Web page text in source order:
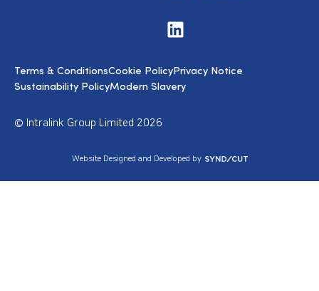
V
i
t
u
s
k
d
© Intralink Group Limited 2026
Terms & ConditionsCookie PolicyPrivacy Notice
Sustainability PolicyModern Slavery
Website Designed and Developed by S
n